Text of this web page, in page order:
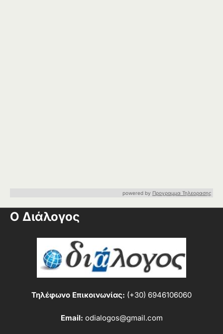
powered by Προγραμμα Τηλεορασης
Ο Διάλογος
Τηλέφωνο Επικοινωνίας: (+30) 6946106060
Email: odialogos@gmail.com